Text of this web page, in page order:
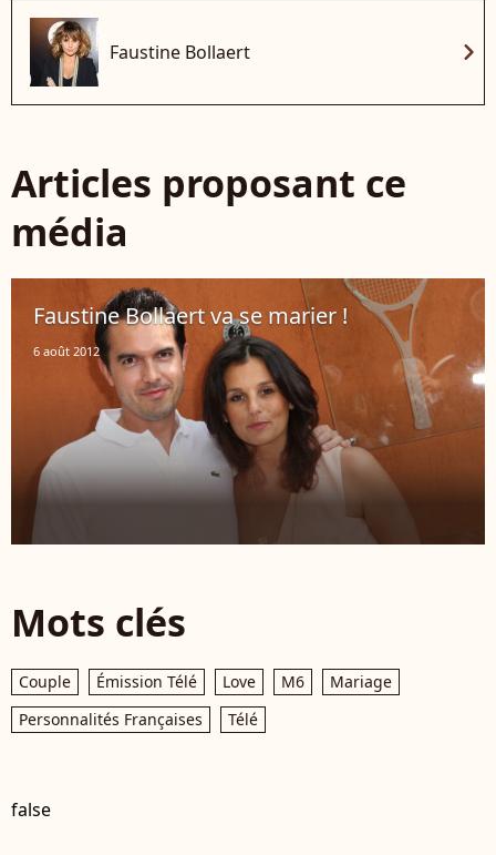
Faustine Bollaert chevron_right
Articles proposant ce
média
Faustine Bollaert va se marier !
6 août 2012
Mots clés
Couple Émission Télé Love M6
Mariage
Personnalités Françaises
Télé
false